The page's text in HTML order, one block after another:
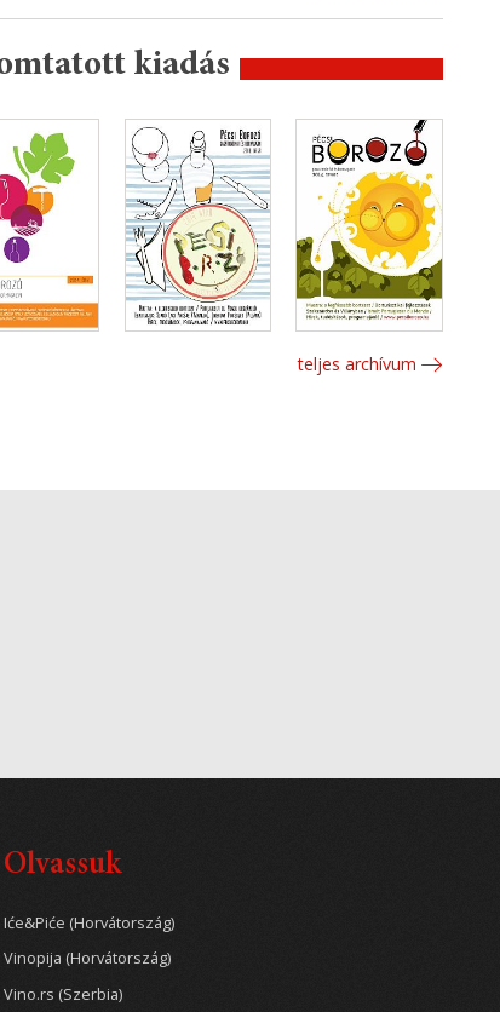
kiadás
teljes archívum
Olvassuk
Iće&Piće (Horvátország)
Vinopija (Horvátország)
Vino.rs (Szerbia)